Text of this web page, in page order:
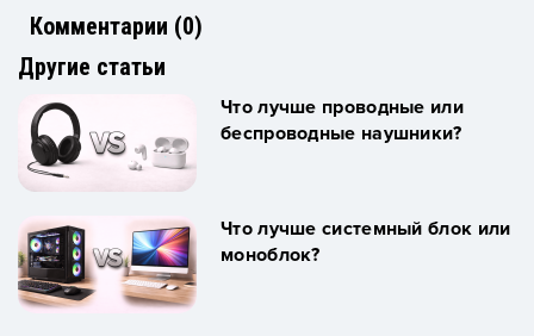
Комментарии (0)
Другие статьи
Что лучше проводные или
беспроводные наушники?
Что лучше системный блок или
моноблок?